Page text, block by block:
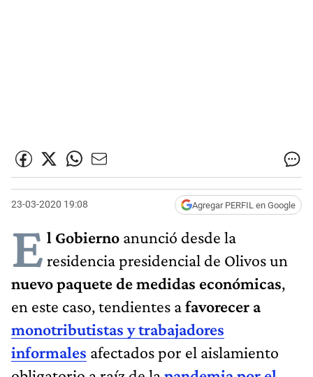
23-03-2020 19:08 Agregar PERFIL en Google
E l Gobierno anunció desde la
residencia presidencial de Olivos un
nuevo paquete de medidas económicas,
en este caso, tendientes afavorecer a
monotributistas y trabajadores
informales afectados por el aislamiento